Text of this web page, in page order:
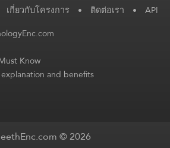
เกี่ยวกับโครงการ • ติดต่อเรา • API
Know
and benefits
© 2026